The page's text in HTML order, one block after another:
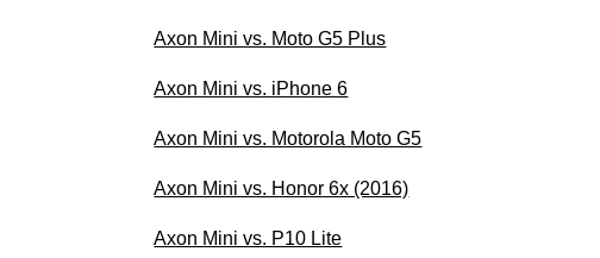
Axon Mini vs. Moto G5 Plus
Axon Mini vs. iPhone 6
Axon Mini vs. Motorola Moto G5
Axon Mini vs. Honor 6x (2016)
Axon Mini vs. P10 Lite